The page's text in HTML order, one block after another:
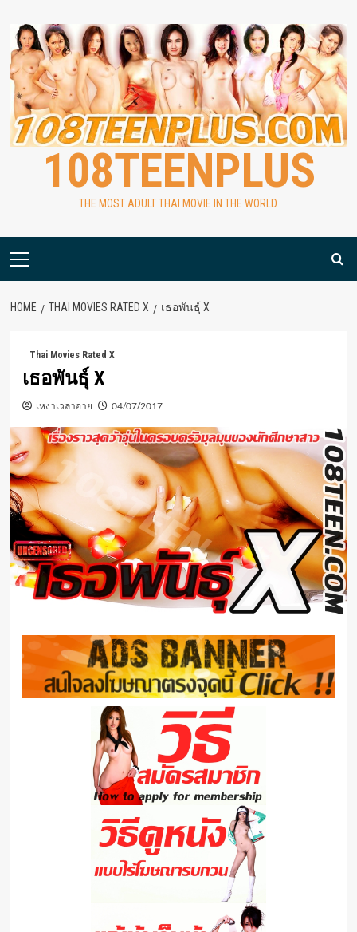
content
108TEENPLUS
THE MOST ADULT THAI MOVIE IN THE WORLD.
Primary
HOME THAI MOVIES RATED X เธอพันธุ์ X
Thai Movies Rated X
เธอพันธุ์ X
เหงาเวลาอาย 04/07/2017